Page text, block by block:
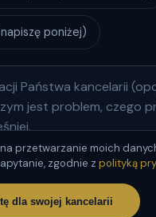
poniżej)
przetwarzanie moich
zgodnie z polityką
dla swojej kancelarii